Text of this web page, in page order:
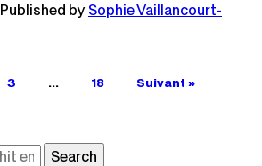
Published bySophie Vaillancourt-
3 … 18 Suivant »
Search